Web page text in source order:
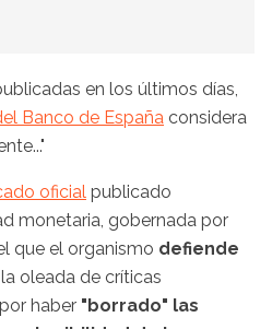
en los últimos días,
Banco de España considera
oficial publicado
monetaria, gobernada por
que el organismo defiende
oleada de críticas
haber "borrado" las